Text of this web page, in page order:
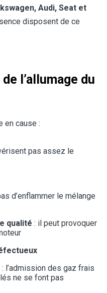
Audi, Seat et
disposent de ce
l’allumage du
en cause :
pas assez le
d’enflammer le mélange
qualité : il peut provoquer
: l’admission des gaz frais
ne se font pas